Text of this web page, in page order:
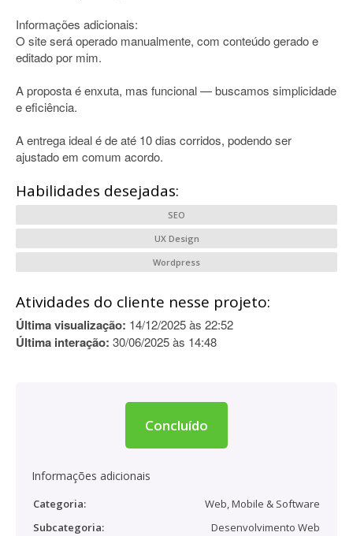
Informações adicionais:
O site será operado manualmente, com conteúdo gerado e
editado por mim.
A proposta é enxuta, mas funcional — buscamos simplicidade
e eficiência.
A entrega ideal é de até 10 dias corridos, podendo ser
ajustado em comum acordo.
Habilidades desejadas:
SEO
UX Design
Wordpress
Atividades do cliente nesse projeto:
Última visualização: 14/12/2025 às 22:52
Última interação: 30/06/2025 às 14:48
Concluído
Informações adicionais
Categoria:
Web, Mobile & Software
Subcategoria:
Desenvolvimento Web